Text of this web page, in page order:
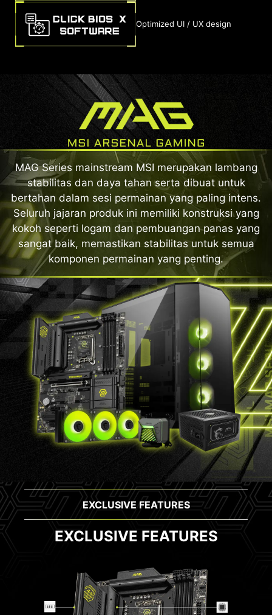
Optimized UI / UX design
MAG Series mainstream MSI merupakan lambang
stabilitas dan daya tahan serta dibuat untuk
bertahan dalam sesi permainan yang paling intens.
Seluruh jajaran produk ini memiliki konstruksi yang
kokoh seperti logam dan pembuangan panas yang
sangat baik, memastikan stabilitas untuk semua
komponen permainan yang penting.
EXCLUSIVE FEATURES
EXCLUSIVE FEATURES